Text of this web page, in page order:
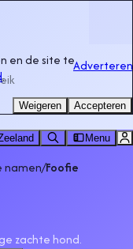
Adverteren
Menu
namen/Foofie
zachte hond.
en de site te
.
Weigeren Accepteren